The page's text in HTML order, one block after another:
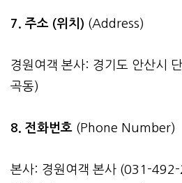
7. 주소 (위치) (Address)
경원여객 본사: 경기도 안산시
곡동)
8. 전화번호 (Phone Number)
본사: 경원여객 본사 (031-